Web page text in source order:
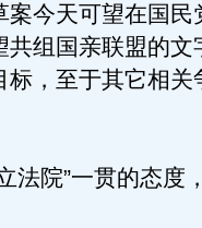
今天可望在国民
组国亲联盟的文
，至于其它相关
院”一贯的态度